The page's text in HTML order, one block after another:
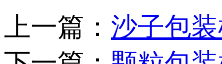
上一篇： 沙子包